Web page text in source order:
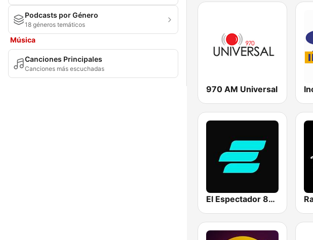
Podcasts por Género
18 géneros temáticos
Música
Canciones Principales
Canciones más escuchadas
970 AM Universal
El Espectador 810 AM